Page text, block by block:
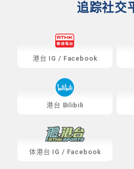
追踪社交
港台 IG / Facebook
港台 Bilibili
体港台 IG / Facebook